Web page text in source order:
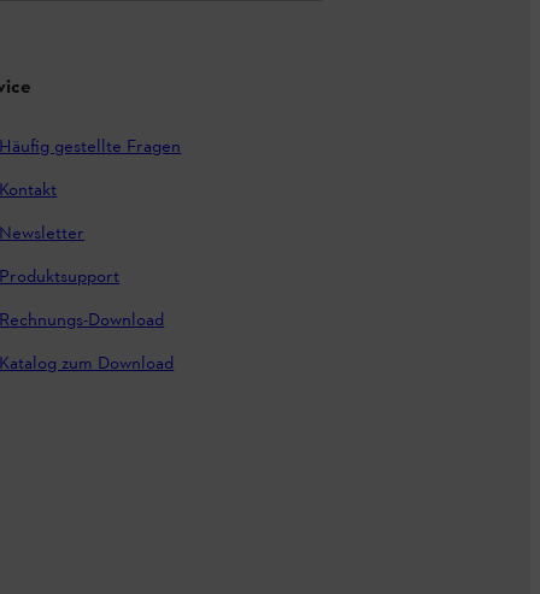
Häufig gestellte Fragen
Kontakt
Newsletter
Produktsupport
Rechnungs-Download
Katalog zum Download